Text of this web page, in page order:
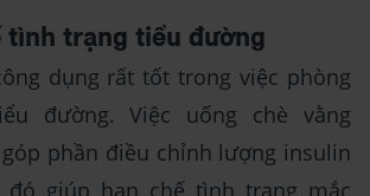
tình trạng tiểu đường
dụng rất tốt trong việc phòng
đường. Việc uống chè vằng
phần điều chỉnh lượng insulin
giúp hạn chế tình trạng mắc